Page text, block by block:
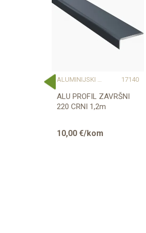
ALUMINIJSKI PROFILI 17140
ALU PROFIL ZAVRŠNI
220 CRNI 1,2m
10,00 €/kom